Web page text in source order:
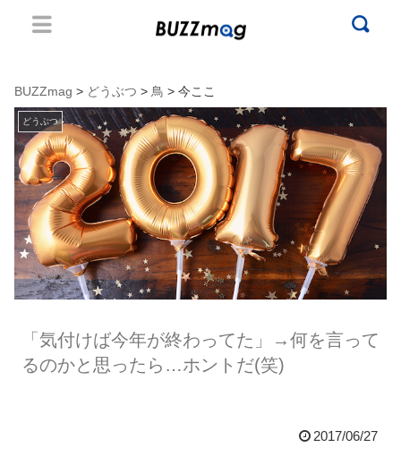
BUZZmag > どうぶつ > 鳥 > 今ここ
どうぶつ
「気付けば今年が終わってた」→何を言って
るのかと思ったら…ホントだ(笑)
2017/06/27